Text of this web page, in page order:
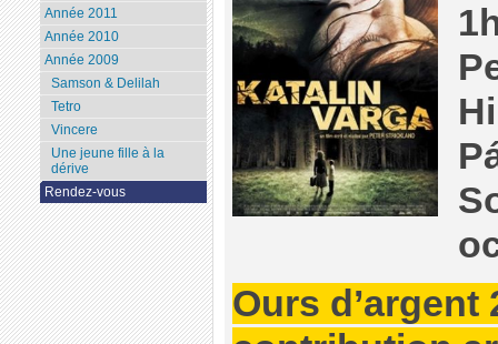
Ours d’argent
Année 2011
Année 2010
Année 2009
Samson & Delilah
Tetro
Vincere
Une jeune fille à la
dérive
Rendez-vous